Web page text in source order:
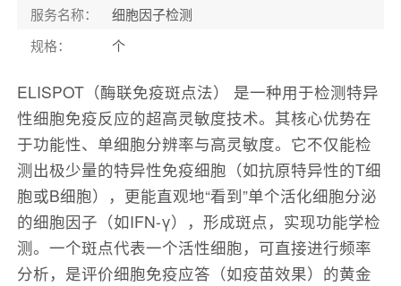
服务名称：
细胞因子检测
规格： 个
ELISPOT（酶联免疫斑点法） 是一种用于检测特异
性细胞免疫反应的超高灵敏度技术。其核心优势在
于功能性、单细胞分辨率与高灵敏度。它不仅能检
测出极少量的特异性免疫细胞（如抗原特异性的T细
胞或B细胞），更能直观地“看到”单个活化细胞分泌
的细胞因子（如IFN-γ），形成斑点，实现功能学检
测。一个斑点代表一个活性细胞，可直接进行频率
分析，是评价细胞免疫应答（如疫苗效果）的黄金